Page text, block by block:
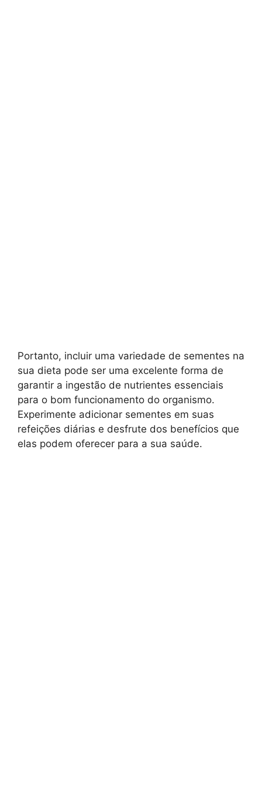
Portanto, incluir uma variedade de sementes na
sua dieta pode ser uma excelente forma de
garantir a ingestão de nutrientes essenciais
para o bom funcionamento do organismo.
Experimente adicionar sementes em suas
refeições diárias e desfrute dos benefícios que
elas podem oferecer para a sua saúde.